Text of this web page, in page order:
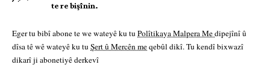
te re bişînin.
Eger tu bibî abone te we wateyê ku tu Polîtikaya Malpera Medipejînî û
dîsa tê wê wateyê ku tu Şert û Mercên meqebûl dikî. Tu kendî bixwazî
dikarî ji abonetiyê derkevî